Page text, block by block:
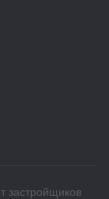
застройщиков